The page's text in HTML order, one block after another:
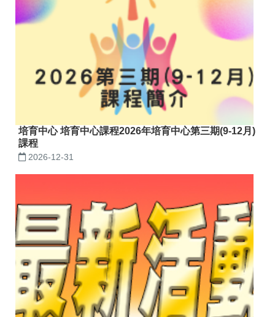
培育中心 培育中心課程2026年培育中心第三期(9-12月)
課程
2026-12-31